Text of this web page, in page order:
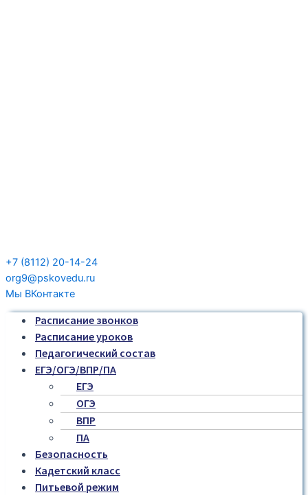
+7 (8112) 20-14-24
org9@pskovedu.ru
Мы ВКонтакте
Расписание звонков
Расписание уроков
Педагогический состав
ЕГЭ/ОГЭ/ВПР/ПА
ЕГЭ
ОГЭ
ВПР
ПА
Безопасность
Кадетский класс
Питьевой режим